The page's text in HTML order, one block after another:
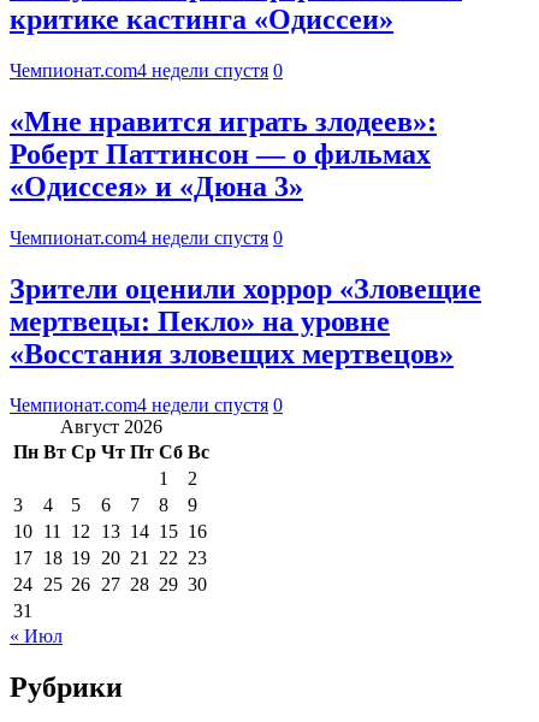
критике кастинга «Одиссеи»
Чемпионат.com4 недели спустя 0
«Мне нравится играть злодеев»:
Роберт Паттинсон — о фильмах
«Одиссея» и «Дюна 3»
Чемпионат.com4 недели спустя 0
Зрители оценили хоррор «Зловещие
мертвецы: Пекло» на уровне
«Восстания зловещих мертвецов»
Чемпионат.com4 недели спустя 0
Август 2026
Пн Вт Ср Чт Пт Сб Вс
1
2
3
4 5 6 7 8
9
10 11 12 13 14 15 16
17 18 19 20 21 22 23
24 25 26 27 28 29 30
31
« Июл
Рубрики